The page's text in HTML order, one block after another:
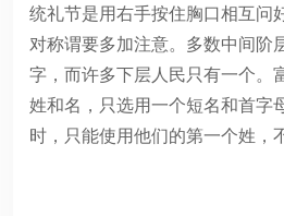
统礼节是用右手按住胸口相互问
对称谓要多加注意。多数中间阶
字，而许多下层人民只有一个。
姓和名，只选用一个短名和首字
时，只能使用他们的第一个姓，